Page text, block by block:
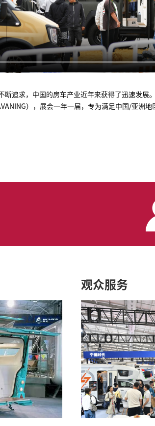
追求，中国的房车产业近年来获得了迅速发展
），展会一年一届，专为满足中国/亚洲地
观众服务